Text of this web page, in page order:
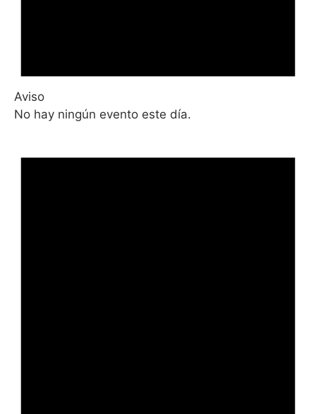
Aviso
No hay ningún evento este día.